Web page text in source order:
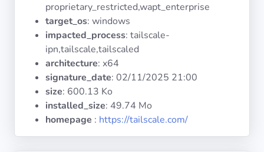
Documentation
Tranquil IT
proprietary_restricted,wapt_enterprise
target_os: windows
impacted_process: tailscale-
ipn,tailscale,tailscaled
architecture: x64
signature_date: 02/11/2025 21:00
size: 600.13 Ko
installed_size: 49.74 Mo
homepage : https://tailscale.com/